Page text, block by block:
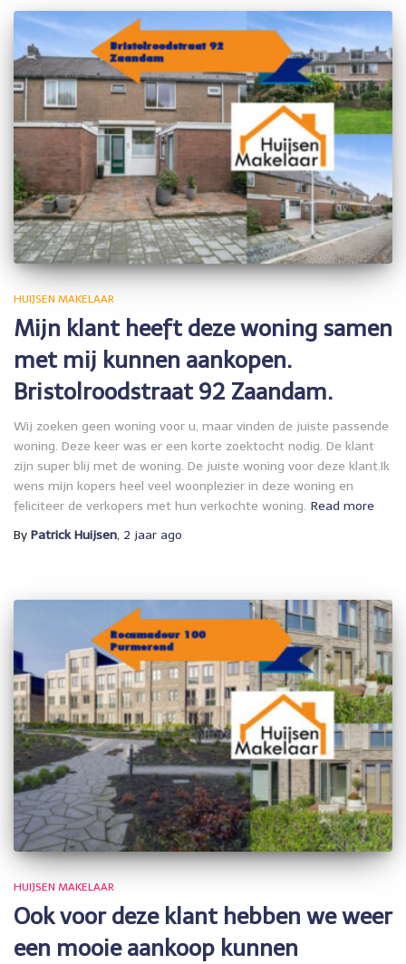
HUIJSEN MAKELAAR
Mijn klant heeft deze woning samen
met mij kunnen aankopen.
Bristolroodstraat 92 Zaandam.
Wij zoeken geen woning voor u, maar vinden de juiste passende
woning. Deze keer was er een korte zoektocht nodig. De klant
zijn super blij met de woning. De juiste woning voor deze klant.Ik
wens mijn kopers heel veel woonplezier in deze woning en
feliciteer de verkopers met hun verkochte woning. Read more
By Patrick Huijsen, 2 jaar ago
HUIJSEN MAKELAAR
Ook voor deze klant hebben we weer
een mooie aankoop kunnen